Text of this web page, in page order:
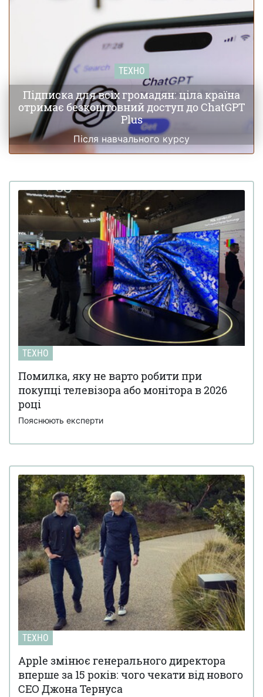
ТЕХНО
Підписка для всіх громадян: ціла країна
отримає безкоштовний доступ до ChatGPT
Plus
Після навчального курсу
ТЕХНО
Помилка, яку не варто робити при
покупці телевізора або монітора в 2026
році
Пояснюють експерти
ТЕХНО
Apple змінює генерального директора
вперше за 15 років: чого чекати від нового
CEO Джона Тернуса